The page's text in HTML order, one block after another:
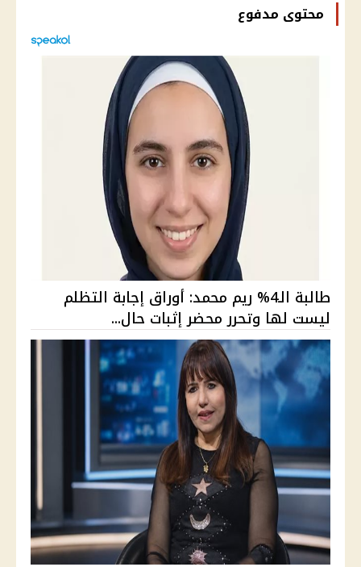
محتوى مدفوع
طالبة الـ4% ريم محمد: أوراق إجابة التظلم
ليست لها وتحرر محضر إثبات حال...